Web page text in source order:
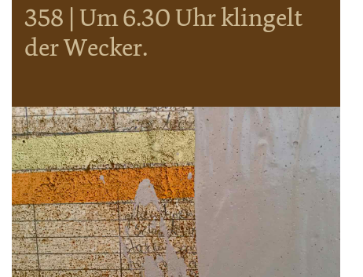
358 | Um 6.30 Uhr klingelt
der Wecker.